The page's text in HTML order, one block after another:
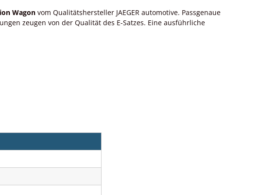
Wagon vom Qualitätshersteller JAEGER automotive. Passgenaue
zeugen von der Qualität des E-Satzes. Eine ausführliche